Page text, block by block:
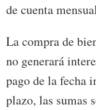
de cuenta
La compra de
no generará
pago de la fecha
plazo, las sumas